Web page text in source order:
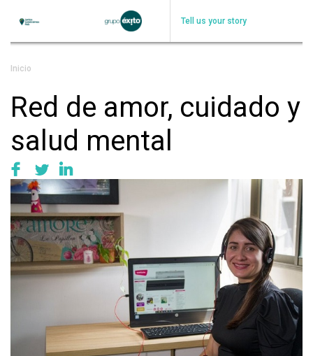
content
Tell us your story
Breadcrumb
Inicio
Red de amor, cuidado y
salud mental